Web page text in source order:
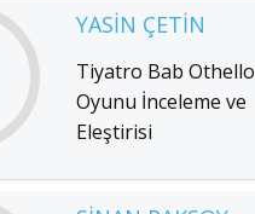
YASIN ÇETIN
Tiyatro Bab Othello
Oyunu İnceleme ve
Eleştirisi